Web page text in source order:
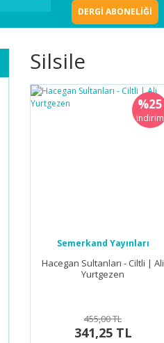
DERGİ ABONELİĞİ
Silsile
%25
indirim
Semerkand Yayınları
Hacegan Sultanları - Ciltli | Ali
Yurtgezen
455,00 TL
341,25 TL